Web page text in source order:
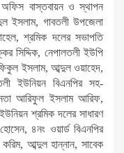
বাস্তবায়ন ও স্থাপন
গাবতলী উপজেলা
শ্রমিক দলের সভাপতি
সিদ্দিক, নেপালতলী ইউপি
ইসলাম, আব্দুল ওয়াহেদ,
ইউনিয়ন বিএনপির সহ-
আরিফুল ইসলাম আরিফ,
শ্রমিক দলের সাধারণ
৪নং ওয়ার্ড বিএনপির
আব্দুল হান্নান, সাবেক